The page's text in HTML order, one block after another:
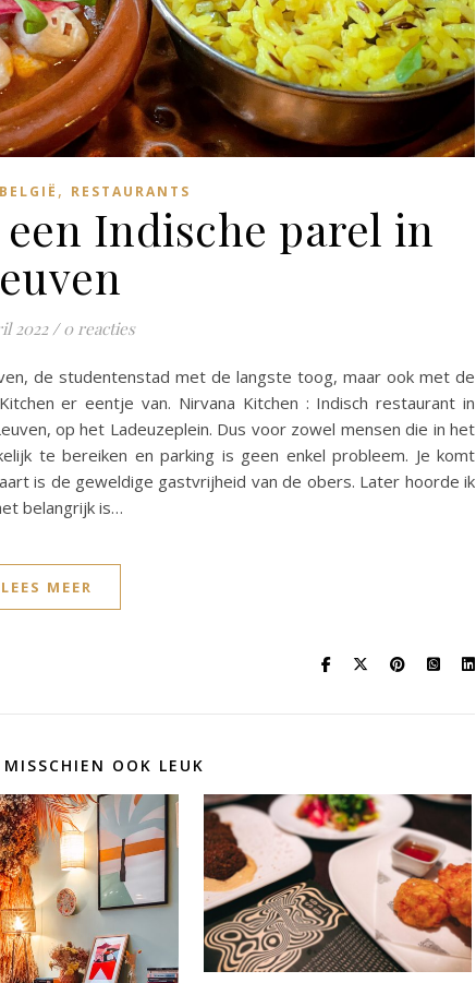
, RESTAURANTS
Indische parel in
2022 / 0 reacties
de studentenstad met de langste toog, maar ook met de
er eentje van. Nirvana Kitchen : Indisch restaurant in
op het Ladeuzeplein. Dus voor zowel mensen die in het
te bereiken en parking is geen enkel probleem. Je komt
is de geweldige gastvrijheid van de obers. Later hoorde ik
belangrijk is…
LEES MEER
OOK LEUK